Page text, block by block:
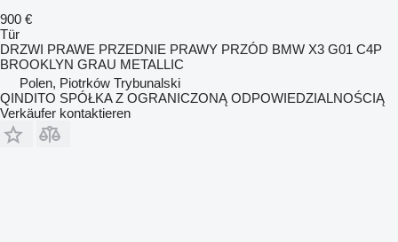
900 €
Tür
DRZWI PRAWE PRZEDNIE PRAWY PRZÓD BMW X3 G01 C4P
BROOKLYN GRAU METALLIC
Polen, Piotrków Trybunalski
QINDITO SPÓŁKA Z OGRANICZONĄ ODPOWIEDZIALNOŚCIĄ
Verkäufer kontaktieren